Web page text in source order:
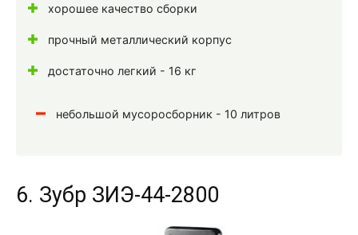
хорошее качество сборки
прочный металлический корпус
достаточно легкий - 16 кг
небольшой мусоросборник - 10 литров
6. Зубр ЗИЭ-44-2800